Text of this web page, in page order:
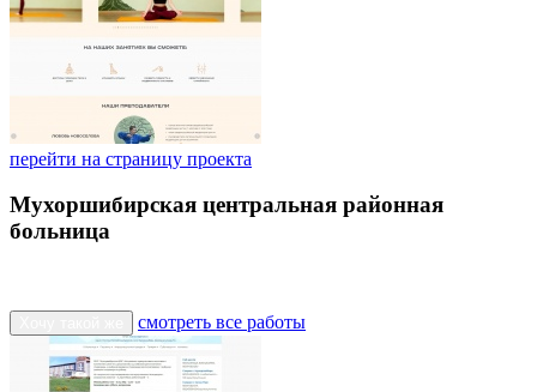
перейти на страницу проекта
Мухоршибирская центральная районная
больница
смотреть все работы